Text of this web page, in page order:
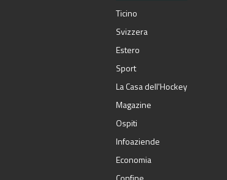
Ticino
Svizzera
Estero
Sport
La Casa dell'Hockey
Magazine
Ospiti
Infoaziende
Economia